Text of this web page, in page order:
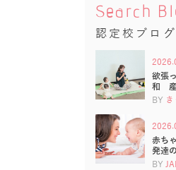
Search
認定校ブログ
欲張
和 産
BY
赤ち
発達
BY